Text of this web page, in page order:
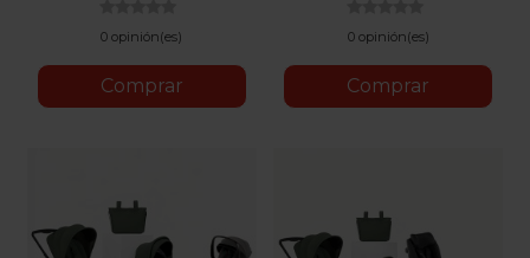
0 opinión(es)
Comprar
0 opinión(es)
Comprar